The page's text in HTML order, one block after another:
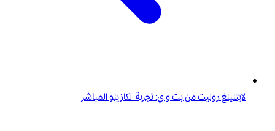
لايتنينغ روليت من بت واي: تجربة الكازينو المباشر